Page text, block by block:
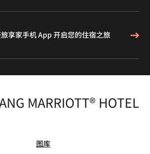
享家手机 App 开启您的住宿之旅
MARRIOTT® HOTEL
图库